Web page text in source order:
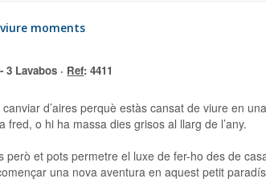
3 Lavabos · Ref: 4411
o hi ha massa dies grisos al llarg de l’any.
però et pots permetre el luxe de fer-ho des de
una nova aventura en aquest petit